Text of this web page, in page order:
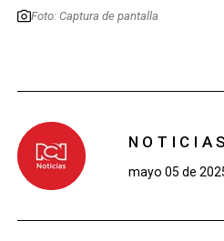
Foto: Captura de pantalla
mayo 05 de